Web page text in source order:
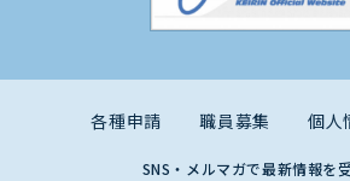
各種申請 職員募集 個人
SNS・メルマガで最新情報を